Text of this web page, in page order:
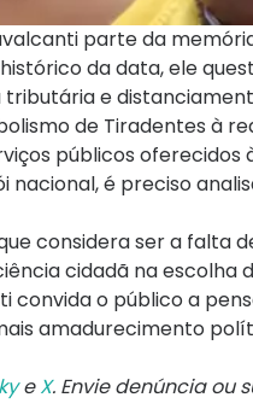
parte da
da data, ele
e
de Tiradentes à
públicos
nacional, é preciso
considera ser a falta
cidadã na escolha
o público a
amadurecimento
eX. Envie denúncia ou